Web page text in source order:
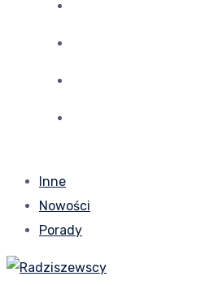
Inne
Nowości
Porady